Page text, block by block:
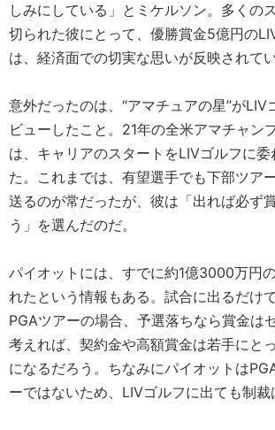
しみにしている」とミケルソン。多くの
切られた彼にとって、優勝賞金5億円の
は、経済面での切実な思いが反映されて
意外だったのは、“アマチュアの星”がLIV
ビューしたこと。21年の全米アマチャン
は、キャリアのスタートをLIVゴルフに
た。これまでは、有望選手でも下部ツア
送るのが常だったが、彼は「出れば必ず
う」を選んだのだ。
パイオットには、すでに約1億3000万円
れたという情報もある。試合に出るだけ
PGAツアーの場合、予選落ちなら賞金は
考えれば、契約金や高額賞金は若手にと
になるだろう。ちなみにパイオットは
ーではないため、LIVゴルフに出ても制裁